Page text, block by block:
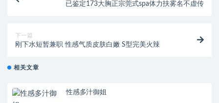
已鉴定173大胸正宗莞式spa体力扶雾名不虚传
下一篇
刚下水短暂兼职 性感气质皮肤白嫩 S型完美火辣
相关文章
性感多汁御姐